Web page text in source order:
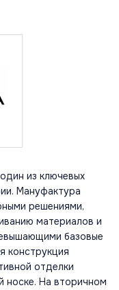
из ключевых
Мануфактура
решениями,
материалов и
базовые
конструкция
отделки
носке. На вторичном